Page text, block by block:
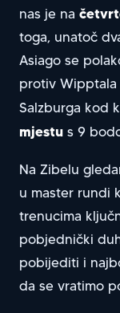
nas je na
toga, unatoč
Asiago se
protiv
Salzburga kod
mjestu s 9
Na Zibelu
u master rundi
trenucima
pobjednički
pobijediti i
da se vratimo